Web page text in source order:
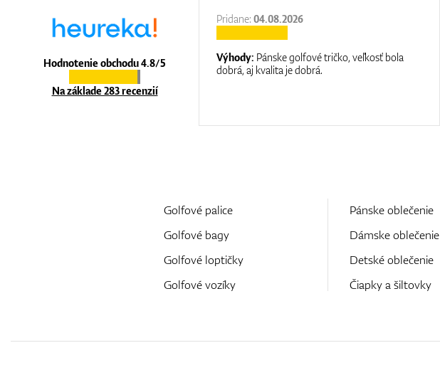
Hodnotenie obchodu 4.8/5
Na základe 283 recenzií
It is a great shop where they help you
Pridane:04.08.2026
Výhody: Pánske golfové tričko, veľkosť bola
dobrá, aj kvalita je dobrá.
Golfové palice
Golfové bagy
Golfové loptičky
Golfové vozíky
Pánske oblečenie
Dámske oblečenie
Detské oblečenie
Čiapky a šiltovky